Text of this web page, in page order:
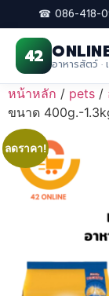
☎ 086-418-
42 อาหารสัตว์ ·
Skip
to
content
หน้าหลัก / pets /
ขนาด 400g.-
ลดราคา!